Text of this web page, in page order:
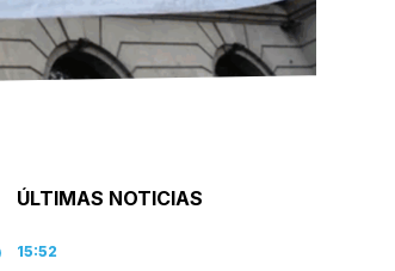
ÚLTIMAS NOTICIAS
15:52